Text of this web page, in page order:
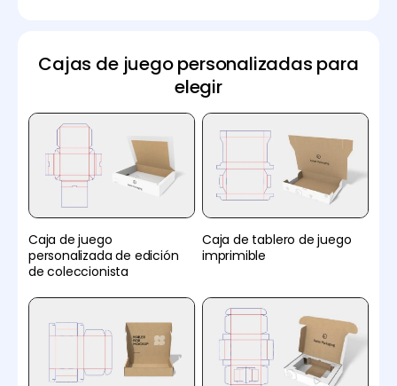
Cajas de juego personalizadas para
elegir
Caja de juego
personalizada de edición
de coleccionista
Caja de tablero de juego
imprimible